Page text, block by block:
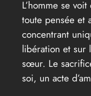
L’homme se
toute pensée et
concentrant
libération et sur
sœur. Le
soi, un acte